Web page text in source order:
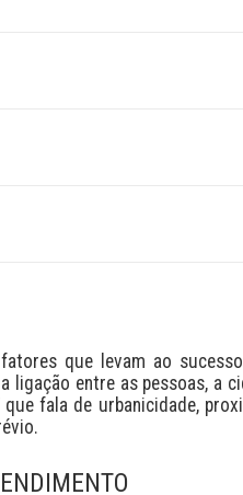
que levam ao
ligação entre as pessoas, a
fala de urbanicidade,